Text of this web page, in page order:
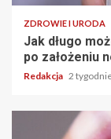
ZDROWIE I URODA
Jak długo
po założeniu
Redakcja 2